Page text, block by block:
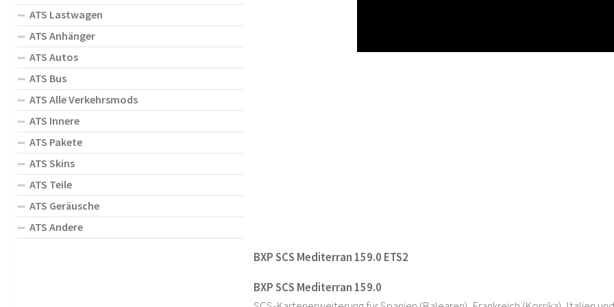
BXP SCS Mediterran 159.0 ETS2
BXP SCS Mediterran 159.0
ATS Lastwagen
ATS Anhänger
ATS Autos
ATS Bus
ATS Alle Verkehrsmods
ATS Innere
ATS Pakete
ATS Skins
ATS Teile
ATS Geräusche
ATS Andere